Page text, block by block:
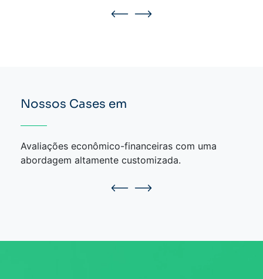
Nossos Cases em
Avaliações econômico-financeiras com uma
abordagem altamente customizada.